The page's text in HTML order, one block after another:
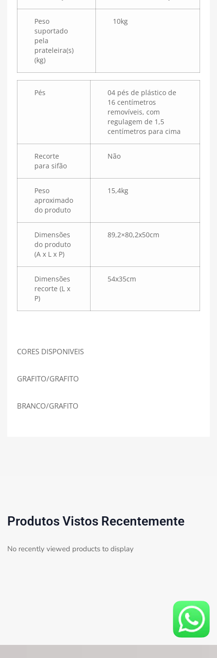
Peso
suportado
pela
prateleira(s)
(kg)
10kg
Pés
04 pés de plástico de
16 centímetros
removíveis, com
regulagem de 1,5
centímetros para cima
Recorte
para sifão
Não
Peso
aproximado
do produto
15,4kg
Dimensões
do produto
(A x L x P)
89,2×80,2x50cm
Dimensões
recorte (L x
P)
54x35cm
CORES DISPONIVEIS
GRAFITO/GRAFITO
BRANCO/GRAFITO
Produtos Vistos Recentemente
No recently viewed products to display